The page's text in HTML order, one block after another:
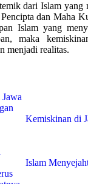
dari Islam yang
dan Maha
Islam yang
maka
menjadi realitas.
Kemiskinan di
Islam